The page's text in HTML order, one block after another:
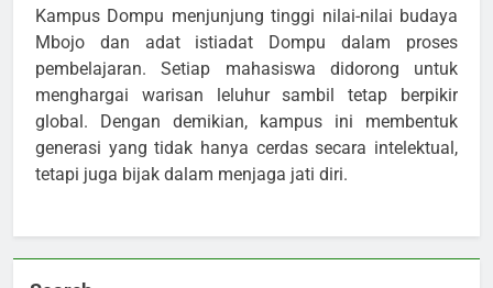
Kampus Dompu menjunjung tinggi nilai-nilai budaya
Mbojo dan adat istiadat Dompu dalam proses
pembelajaran. Setiap mahasiswa didorong untuk
menghargai warisan leluhur sambil tetap berpikir
global. Dengan demikian, kampus ini membentuk
generasi yang tidak hanya cerdas secara intelektual,
tetapi juga bijak dalam menjaga jati diri.